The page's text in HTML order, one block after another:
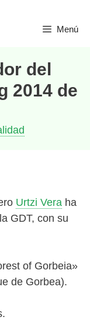
Menú
del
2014 de
Urtzi Vera ha
GDT, con su
of Gorbeia»
de Gorbea).